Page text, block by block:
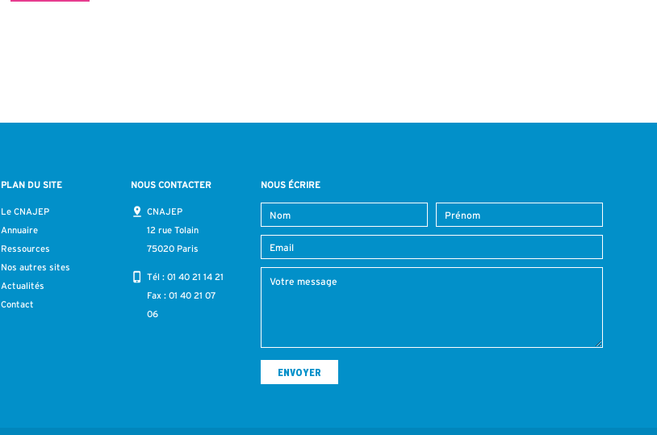
PLAN DU SITE
Le CNAJEP
Annuaire
Ressources
Nos autres sites
Actualités
Contact
NOUS CONTACTER
CNAJEP
12 rue Tolain
75020 Paris
Tél : 01 40 21 14 21
Fax : 01 40 21 07
06
NOUS ÉCRIRE